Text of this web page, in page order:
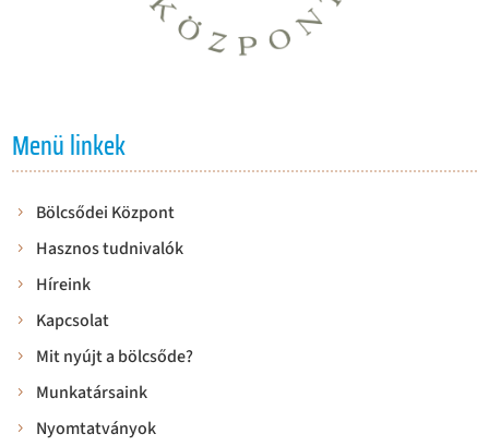
Menü linkek
Bölcsődei Központ
Hasznos tudnivalók
Híreink
Kapcsolat
Mit nyújt a bölcsőde?
Munkatársaink
Nyomtatványok